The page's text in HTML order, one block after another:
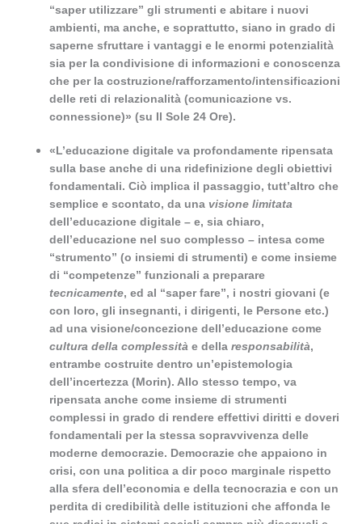
“saper utilizzare” gli strumenti e abitare i nuovi
ambienti, ma anche, e soprattutto, siano in grado di
saperne sfruttare i vantaggi e le enormi potenzialità
sia per la condivisione di informazioni e conoscenza
che per la costruzione/rafforzamento/intensificazioni
delle reti di relazionalità (comunicazione vs.
connessione)» (su Il Sole 24 Ore).
«L’educazione digitale va profondamente ripensata
sulla base anche di una ridefinizione degli obiettivi
fondamentali. Ciò implica il passaggio, tutt’altro che
semplice e scontato, da una visione limitata
dell’educazione digitale – e, sia chiaro,
dell’educazione nel suo complesso – intesa come
“strumento” (o insiemi di strumenti) e come insieme
di “competenze” funzionali a preparare
tecnicamente, ed al “saper fare”, i nostri giovani (e
con loro, gli insegnanti, i dirigenti, le Persone etc.)
ad una visione/concezione dell’educazione come
cultura della complessità e della responsabilità,
entrambe costruite dentro un’epistemologia
dell’incertezza (Morin). Allo stesso tempo, va
ripensata anche come insieme di strumenti
complessi in grado di rendere effettivi diritti e doveri
fondamentali per la stessa sopravvivenza delle
moderne democrazie. Democrazie che appaiono in
crisi, con una politica a dir poco marginale rispetto
alla sfera dell’economia e della tecnocrazia e con un
perdita di credibilità delle istituzioni che affonda le